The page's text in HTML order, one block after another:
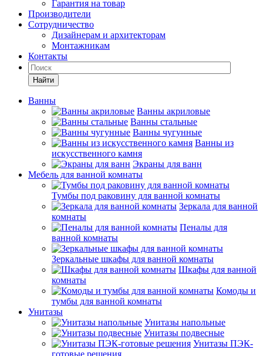
Гарантия на товар
Производители
Сотрудничество
Дизайнерам и архитекторам
Монтажникам
Контакты
Найти
Ванны
Ванны акриловые
Ванны стальные
Ванны чугунные
Ванны из
искусственного камня
Экраны для ванн
Мебель для ванной комнаты
Тумбы под раковину для ванной комнаты
Зеркала для ванной
комнаты
Пеналы для
ванной комнаты
Зеркальные шкафы для ванной комнаты
Шкафы для ванной
комнаты
Комоды и
тумбы для ванной комнаты
Унитазы
Унитазы напольные
Унитазы подвесные
Унитазы ПЭК-
готовые решения